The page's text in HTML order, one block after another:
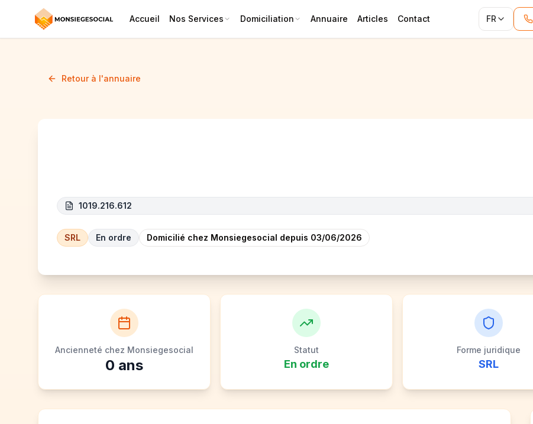
Accueil Nos Services Domiciliation Annuaire Articles Contact FR
Retour à l'annuaire
1019.216.612
SRL En ordre Domicilié chez Monsiegesocial depuis 03/06/2026
Ancienneté chez Monsiegesocial
0 ans
Statut
En ordre
Forme juridique
SRL